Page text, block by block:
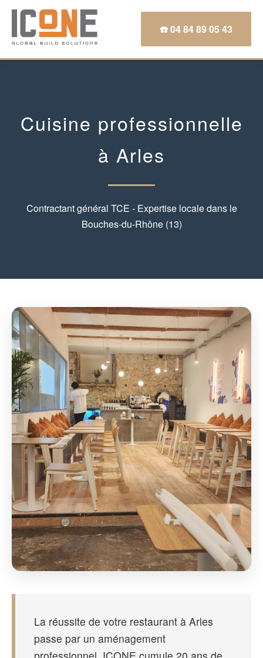
☎️ 04 84 89 05 43
Cuisine professionnelle
à Arles
Contractant général TCE - Expertise locale dans le
Bouches-du-Rhône (13)
La réussite de votre restaurant à Arles
passe par un aménagement